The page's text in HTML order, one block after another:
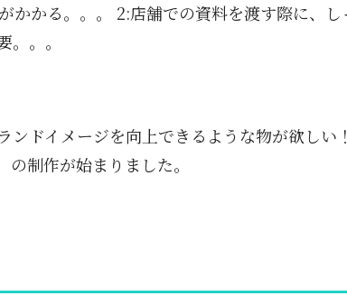
かる。。。 2:店舗での資料を渡す際に、し
。。
ドイメージを向上できるような物が欲しい
制作が始まりました。